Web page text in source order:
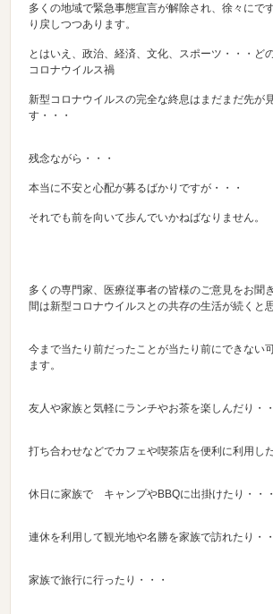
多くの地域で緊急事態宣言が解除され、徐々にで
り戻しつつあります。
とはいえ、政治、経済、文化、スポーツ・・・ど
コロナウイルス禍
新型コロナウイルスの完全な終息はまだまだ先が
す・・・
残念ながら・・・
本当に不安と心配が募るばかりですが・・・
それでも前を向いて歩んでいかねばなりません。
多くの専門家、医療従事者の皆様のご意見をお聞
間は新型コロナウイルスとの共存の生活が続くと
今まで当たり前だったことが当たり前にできない
ます。
友人や家族と気軽にランチやお茶を楽しんだり・
打ち合わせなどでカフェや喫茶店を便利に利用し
休日に家族で キャンプやBBQに出掛けたり・・・
連休を利用して観光地や名勝を家族で訪れたり・
家族で旅行に行ったり・・・